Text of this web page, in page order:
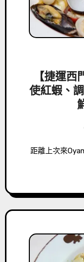
【捷運
使紅蝦、
距離上次來Oyami西門店，已經是一年多以前的事